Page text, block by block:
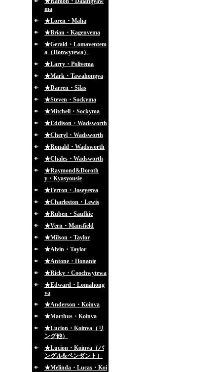
ma
★Loren・Maha
★Brian・Kagenvema
★Gerald・Lomaventem
a（Honwytewa）
★Larry・Polivema
★Mark・Tawahongva
★Darren・Silas
★Steven・Sockyma
★Mitchell・Sockyma
★Eddison・Wadsworth
★Cheryl・Wadsworth
★Ronald・Wadsworth
★Chales・Wadsworth
★Raymond&Doroth
y・Kyasyousie
★Ferron・Joseyesva
★Charleston・Lewis
★Ruben・Saufkie
★Vern・Mansfield
★Milson・Taylor
★Alvin・Taylor
★Antone・Honanie
★Ricky・Coochwytewa
★Edward・Lomahong
va
★Anderson・Koinva
★Marthus・Koinva
★Lucion・Koinva（リ
ング他）
★Lucion・Koinva（バ
ングル&ペンダント）
★Melinda・Lucas・Koi